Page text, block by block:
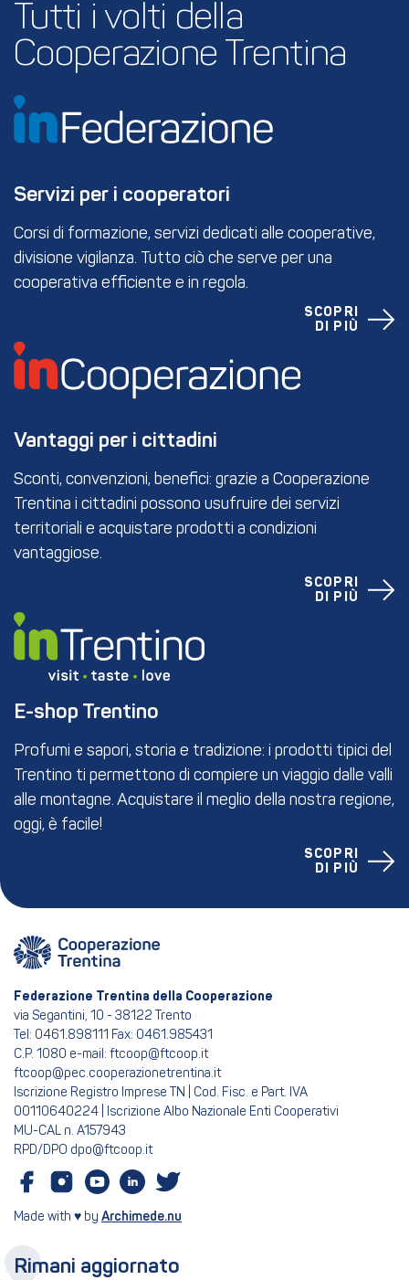
Tutti i volti della
Cooperazione Trentina
Servizi per i cooperatori
Corsi di formazione, servizi dedicati alle cooperative,
divisione vigilanza. Tutto ciò che serve per una
cooperativa efficiente e in regola.
SCOPRI
DI PIÙ
Vantaggi per i cittadini
Sconti, convenzioni, benefici: grazie a Cooperazione
Trentina i cittadini possono usufruire dei servizi
territoriali e acquistare prodotti a condizioni
vantaggiose.
SCOPRI
DI PIÙ
E-shop Trentino
Profumi e sapori, storia e tradizione: i prodotti tipici del
Trentino ti permettono di compiere un viaggio dalle valli
alle montagne. Acquistare il meglio della nostra regione,
oggi, è facile!
SCOPRI
DI PIÙ
Federazione Trentina della Cooperazione
via Segantini, 10 - 38122 Trento
Tel: 0461.898111 Fax: 0461.985431
C.P. 1080 e-mail: ftcoop@ftcoop.it
ftcoop@pec.cooperazionetrentina.it
Iscrizione Registro Imprese TN | Cod. Fisc. e Part. IVA
00110640224 | Iscrizione Albo Nazionale Enti Cooperativi
MU-CAL n. A157943
RPD/DPO dpo@ftcoop.it
Made with ♥ by Archimede.nu
Rimani aggiornato